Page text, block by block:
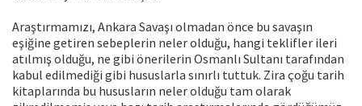
Araştırmamızı, Ankara Savaşı olmadan önce bu savaşın
eşiğine getiren sebeplerin neler olduğu, hangi teklifler ileri
atılmış olduğu, ne gibi önerilerin Osmanlı Sultanı tarafından
kabul edilmediği gibi hususlarla sınırlı tuttuk. Zira çoğu tarih
kitaplarında bu hususların neler olduğu tam olarak